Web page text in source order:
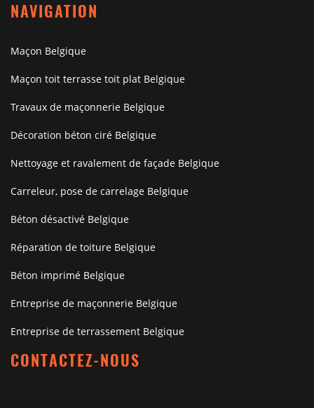
NAVIGATION
Maçon Belgique
Maçon toit terrasse toit plat Belgique
Travaux de maçonnerie Belgique
Décoration béton ciré Belgique
Nettoyage et ravalement de façade Belgique
Carreleur, pose de carrelage Belgique
Béton désactivé Belgique
Réparation de toiture Belgique
Béton imprimé Belgique
Entreprise de maçonnerie Belgique
Entreprise de terrassement Belgique
CONTACTEZ-NOUS